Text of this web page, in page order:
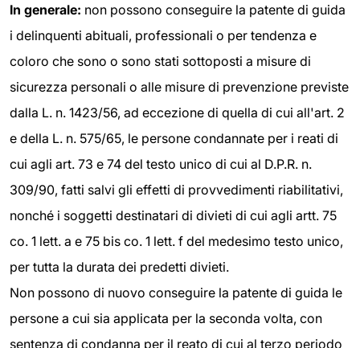
In generale: non possono conseguire la patente di guida
i delinquenti abituali, professionali o per tendenza e
coloro che sono o sono stati sottoposti a misure di
sicurezza personali o alle misure di prevenzione previste
dalla L. n. 1423/56, ad eccezione di quella di cui all'art. 2
e della L. n. 575/65, le persone condannate per i reati di
cui agli art. 73 e 74 del testo unico di cui al D.P.R. n.
309/90, fatti salvi gli effetti di provvedimenti riabilitativi,
nonché i soggetti destinatari di divieti di cui agli artt. 75
co. 1 lett. a e 75 bis co. 1 lett. f del medesimo testo unico,
per tutta la durata dei predetti divieti.
Non possono di nuovo conseguire la patente di guida le
persone a cui sia applicata per la seconda volta, con
sentenza di condanna per il reato di cui al terzo periodo